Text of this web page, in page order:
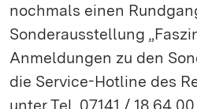
nochmals einen
Sonderausstellung
Anmeldungen zu den
die Service-Hotline des
unter Tel. 07141 / 18 64